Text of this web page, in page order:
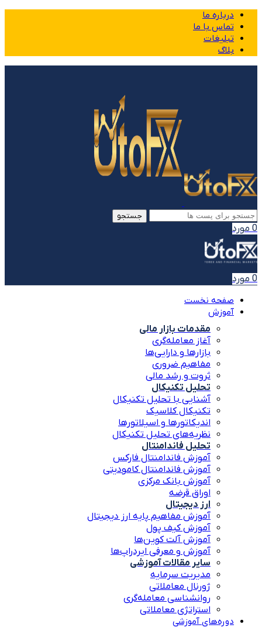
درباره ما
تماس با ما
تبلیغات
بلاگ
جستجو
0 مورد
0 مورد
صفحه نخست
آموزش
مقدمات بازار مالی
آغاز معامله‌گری
بازارها و دارایی‌ها
مفاهیم ضروری
ثروت و رشد مالی
تحلیل تکنیکال
آشنایی با تحلیل تکنیکال
تکنیکال کلاسیک
اندیکاتورها و اسیلاتورها
نظریه‌های تحلیل تکنیکال
تحلیل فاندامنتال
آموزش فاندامنتال فارکس
آموزش فاندامنتال کامودیتی
آموزش بانک مرکزی
اوراق قرضه
ارز دیجیتال
آموزش مفاهیم پایه ارز دیجیتال
آموزش کیف پول
آموزش آلت کوین‌ها
آموزش و معرفی ایردراپ‌ها
سایر مقالات آموزشی
مدیریت سرمایه
ژورنال معاملاتی
روانشناسی معامله‌گری
استراتژی معاملاتی
دوره‌های آموزشی